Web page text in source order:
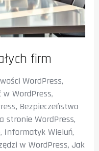
firm
WordPress,
WordPress,
, Bezpieczeństwo
stronie WordPress,
, Informatyk Wieluń,
w WordPress,Jak